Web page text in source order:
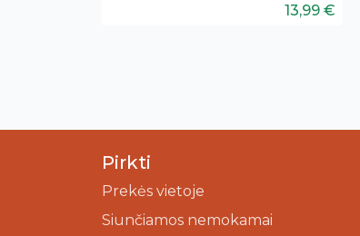
13,99 €
Pirkti
Prekės vietoje
Siunčiamos nemokamai